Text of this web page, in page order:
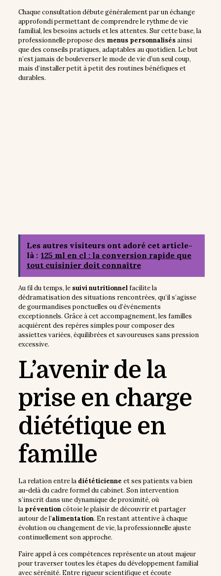
Chaque consultation débute généralement par un échange
approfondi permettant de comprendre le rythme de vie
familial, les besoins actuels et les attentes. Sur cette base, la
professionnelle propose des menus personnalisésainsi
que des conseils pratiques, adaptables au quotidien. Le but
n’est jamais de bouleverser le mode de vie d’un seul coup,
mais d’installer petit à petit des routines bénéfiques et
durables.
Les autres visiteurs ont adoré cet article-
là : 125 ml en cl : la conversion rapide que
tout cuisinier doit connaître
Au fil du temps, le suivi nutritionnelfacilite la
dédramatisation des situations rencontrées, qu’il s’agisse
de gourmandises ponctuelles ou d’événements
exceptionnels. Grâce à cet accompagnement, les familles
acquièrent des repères simples pour composer des
assiettes variées, équilibrées et savoureuses sans pression
excessive.
L’avenir de la
prise en charge
diététique en
famille
La relation entre la diététicienne et ses patients va bien
au-delà du cadre formel du cabinet. Son intervention
s’inscrit dans une dynamique de proximité, où
la préventioncôtoie le plaisir de découvrir et partager
autour de l’alimentation. En restant attentive à chaque
évolution ou changement de vie, la professionnelle ajuste
continuellement son approche.
Faire appel à ces compétences représente un atout majeur
pour traverser toutes les étapes du développement familial
avec sérénité. Entre rigueur scientifique et écoute